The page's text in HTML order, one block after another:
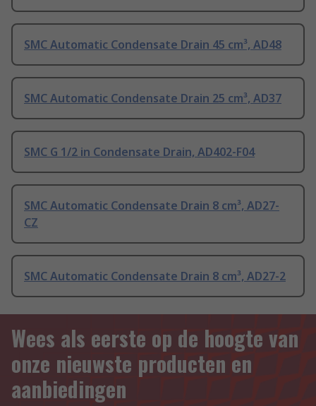
SMC Automatic Condensate Drain 45 cm³, AD48
SMC Automatic Condensate Drain 25 cm³, AD37
SMC G 1/2 in Condensate Drain, AD402-F04
SMC Automatic Condensate Drain 8 cm³, AD27-
CZ
SMC Automatic Condensate Drain 8 cm³, AD27-2
Wees als eerste op de hoogte van
onze nieuwste producten en
aanbiedingen